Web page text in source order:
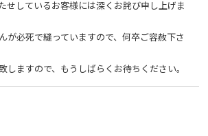
せしているお客様には深くお詫び申し上げま
が必死で縫っていますので、何卒ご容赦下さ
しますので、もうしばらくお待ちください。